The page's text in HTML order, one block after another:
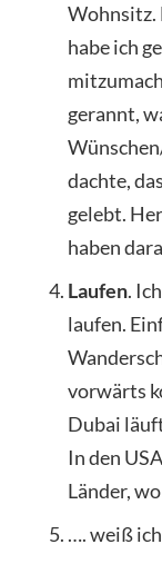
Wohnsitz.
habe ich
gerannt,
dachte,
gelebt.
haben
Laufen.
laufen.
vorwärts
Dubai
In den
Länder,
…. weiß